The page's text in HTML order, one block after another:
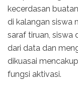
kecerdasan
di kalangan siswa
saraf tiruan, siswa
dari data dan
dikuasai
fungsi aktivasi.